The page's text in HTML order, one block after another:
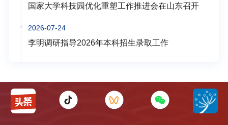
国家大学科技园优化重塑工作推进会在山东召开
2026-07-24
李明调研指导2026年本科招生录取工作